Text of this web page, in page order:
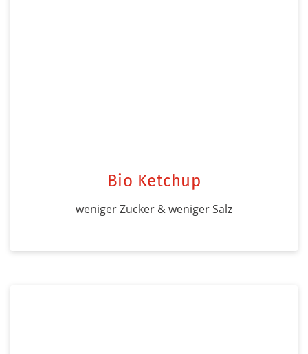
Bio Ketchup
weniger Zucker & weniger Salz